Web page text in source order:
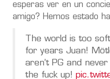
esperas ver en un
amigo? Hemos estado
The world is too
for years Juan!
aren’t PG and
the fuck up!